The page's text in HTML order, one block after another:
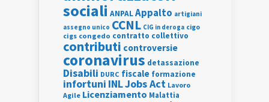
sociali ANPALAppalto artigiani
assegno unico CCNL CIG in deroga cigo
cigs congedo contratto collettivo
contributi controversie
coronavirus detassazione
Disabili DURC fiscale formazione
infortuni INLJobs Act Lavoro
Agile Licenziamento Malattia